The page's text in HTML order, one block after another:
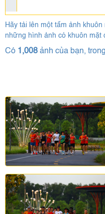
Hãy tải lên một tấm ảnh
những hình ảnh có khuôn mặt
Có 1,008 ảnh của bạn,